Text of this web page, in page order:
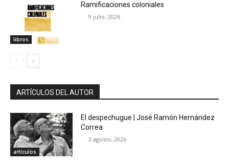
libros
Ramificaciones coloniales
9 julio, 2026
ARTÍCULOS DEL AUTOR
artículos
El despechugue | José Ramón Hernández
Correa
3 agosto, 2026